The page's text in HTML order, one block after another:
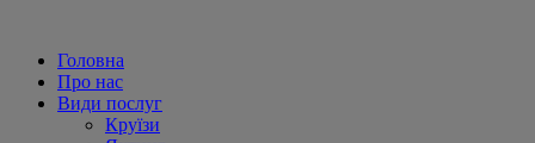
Головна
Про нас
Види послуг
Круїзи